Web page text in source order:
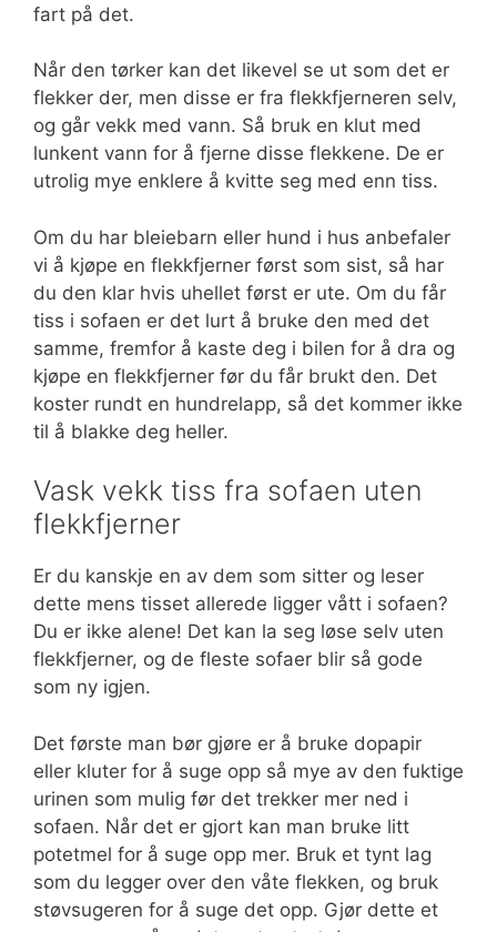
fart på det.
Når den tørker kan det likevel se ut som det er
flekker der, men disse er fra flekkfjerneren selv,
og går vekk med vann. Så bruk en klut med
lunkent vann for å fjerne disse flekkene. De er
utrolig mye enklere å kvitte seg med enn tiss.
Om du har bleiebarn eller hund i hus anbefaler
vi å kjøpe en flekkfjerner først som sist, så har
du den klar hvis uhellet først er ute. Om du får
tiss i sofaen er det lurt å bruke den med det
samme, fremfor å kaste deg i bilen for å dra og
kjøpe en flekkfjerner før du får brukt den. Det
koster rundt en hundrelapp, så det kommer ikke
til å blakke deg heller.
Vask vekk tiss fra sofaen uten
flekkfjerner
Er du kanskje en av dem som sitter og leser
dette mens tisset allerede ligger vått i sofaen?
Du er ikke alene! Det kan la seg løse selv uten
flekkfjerner, og de fleste sofaer blir så gode
som ny igjen.
Det første man bør gjøre er å bruke dopapir
eller kluter for å suge opp så mye av den fuktige
urinen som mulig før det trekker mer ned i
sofaen. Når det er gjort kan man bruke litt
potetmel for å suge opp mer. Bruk et tynt lag
som du legger over den våte flekken, og bruk
støvsugeren for å suge det opp. Gjør dette et